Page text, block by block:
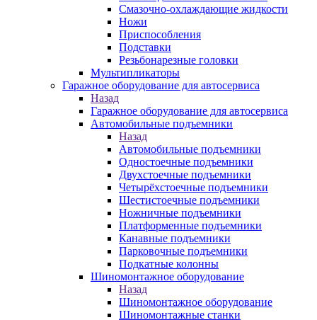
Смазочно-охлаждающие жидкости
Ножи
Приспособления
Подставки
Резьбонарезные головки
Мультипликаторы
Гаражное оборудование для автосервиса
Назад
Гаражное оборудование для автосервиса
Автомобильные подъемники
Назад
Автомобильные подъемники
Одностоечные подъемники
Двухстоечные подъемники
Четырёхстоечные подъемники
Шестистоечные подъемники
Ножничные подъемники
Платформенные подъемники
Канавные подъемники
Парковочные подъемники
Подкатные колонны
Шиномонтажное оборудование
Назад
Шиномонтажное оборудование
Шиномонтажные станки